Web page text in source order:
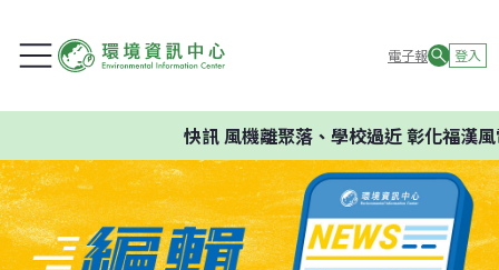
電子報 登入
快訊風機離聚落、學校過近 彰化福漢風